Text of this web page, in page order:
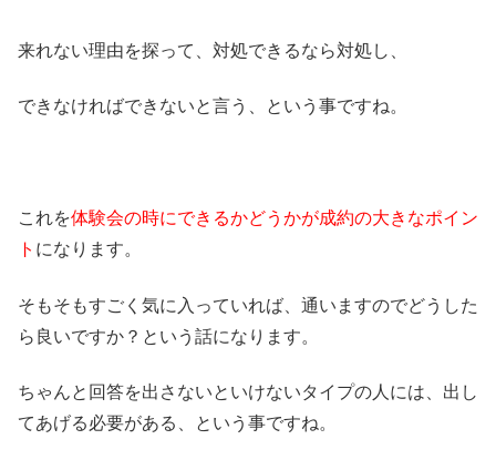
来れない理由を探って、対処できるなら対処し、
できなければできないと言う、という事ですね。
これを体験会の時にできるかどうかが成約の大きなポイン
ト になります。
そもそもすごく気に入っていれば、通いますのでどうした
ら良いですか？という話になります。
ちゃんと回答を出さないといけないタイプの人には、出し
てあげる必要がある、という事ですね。